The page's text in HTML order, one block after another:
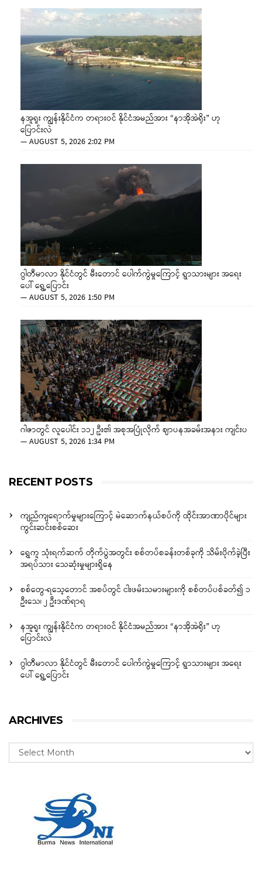
နအူရူး ကျွန်းနိုင်ငံက တရားဝင် နိုင်ငံအမည်အား “နာအိုအဲရိုး” ဟု
ပြောင်းလဲ
—AUGUST 5, 2026 2:02 PM
ဂွါတီမာလာ နိုင်ငံတွင် မီးတောင် ပေါက်ကွဲမှုကြောင့် ရွာသားများ အရေး
ပေါ် ရွှေ့ပြောင်း
—AUGUST 5, 2026 1:50 PM
ဂါဇာတွင် လူပေါင်း ၁၁၂ ဦး၏ အစုအပြုံလိုက် ဈာပနအခမ်းအနား ကျင်းပ
—AUGUST 5, 2026 1:34 PM
RECENT POSTS
ကျည်ကျရောက်မှုများကြောင့် မဲဆောက်နယ်စပ်ကို ထိုင်းအာဏာပိုင်များ
ကွင်းဆင်းစစ်ဆေး
ရွှေကူ သုံးရက်ဆက် တိုက်ပွဲအတွင်း စစ်တပ်စခန်းတစ်ခုကို သိမ်းပိုက်ခဲ့ပြီး
အရပ်သား သေဆုံးမှုများရှိနေ
စစ်တွေ-ရသေ့တောင် အစပ်တွင် ငါးဖမ်းသမားများကို စစ်တပ်ပစ်ခတ်၍ ၁
ဦးသေ၊ ၂ ဦးဒဏ်ရာရ
နအူရူး ကျွန်းနိုင်ငံက တရားဝင် နိုင်ငံအမည်အား “နာအိုအဲရိုး” ဟု
ပြောင်းလဲ
ဂွါတီမာလာ နိုင်ငံတွင် မီးတောင် ပေါက်ကွဲမှုကြောင့် ရွာသားများ အရေး
ပေါ် ရွှေ့ပြောင်း
ARCHIVES